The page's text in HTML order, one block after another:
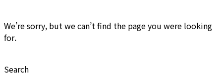
We’re sorry, but we can’t find the page you were looking
for.
Search